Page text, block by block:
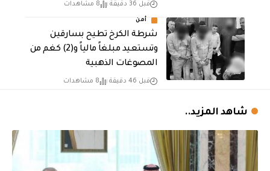
قبل 36 دقيقة 8 مشاهدات
أمن
شرطة الكرخ تطيح بسارقين
وتستعيد مبلغاً مالياً و(2) كغم من
المصوغات الذهبية
قبل 46 دقيقة 8 مشاهدات
شاهد المزيد..